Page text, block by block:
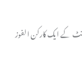
کے ایک کارکن الفوز